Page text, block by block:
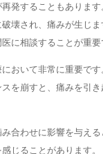
発することもあります
壊され、痛みが生じま
に相談することが重要
おいて非常に重要です
を崩すと、痛みを引き
合わせに影響を与え
じることがあります。